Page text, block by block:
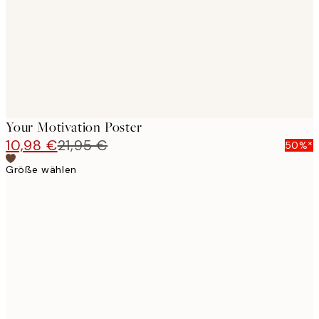
Your Motivation Poster
10,98 €21,95 €
50%*
Größe wählen